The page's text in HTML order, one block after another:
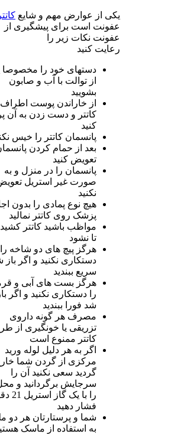
یکی از عوارض مهم و شایعکاتتر
عفونت است برای پیشگیری از
عفونت نکات زیر را
رعایت کنید
دستهای خود را مخصوصا پس
از توالت با آب و صابون
بشویید
از خاراندن پوست اطراف
کاتتر و دست زدن به آن پرهیز
کنید
پانسمان کاتتر را خیس نکنید
بعد از حمام کردن پانسمان را
تعویض کنید
پانسمان را در منزل و به
صورت غیر استریل تعویض
نکنید
هیچ نوع پمادی را بدون اجازه
پزشک روی کاتتر نمالید
مواظب باشید کاتتر کشیده یا
تا نشود
هرگز پیچ های دو شاخه را
دستکاری نکنید و اگر باز شد
سریع ببندید
هرگز بست های آبی و قرمز
را دستکاری نکنید و اگر باز
شد فورا ببندید
مصرف هر گونه داروی
تزریقی یا خونگیری از طریق
کاتتر ممنوع است
اگر به هر دلیل لوله ورید
مرکزی از گردن شما خارج
گردید سعی نکنید آن را
سرجایش برگردانید و محل آن
را با یک گاز استریل 21 دقیقه
فشار دهید
شما و پرستارتان هر دو ملزم
به استفاده از ماسک هستید